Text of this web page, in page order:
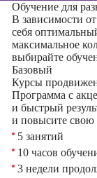
Обучение для
В зависимости
себя
максимальное
выбирайте
Базовый
Курсы
Программа с
и быстрый
и повысите
5 занятий
10 часов
3 недели